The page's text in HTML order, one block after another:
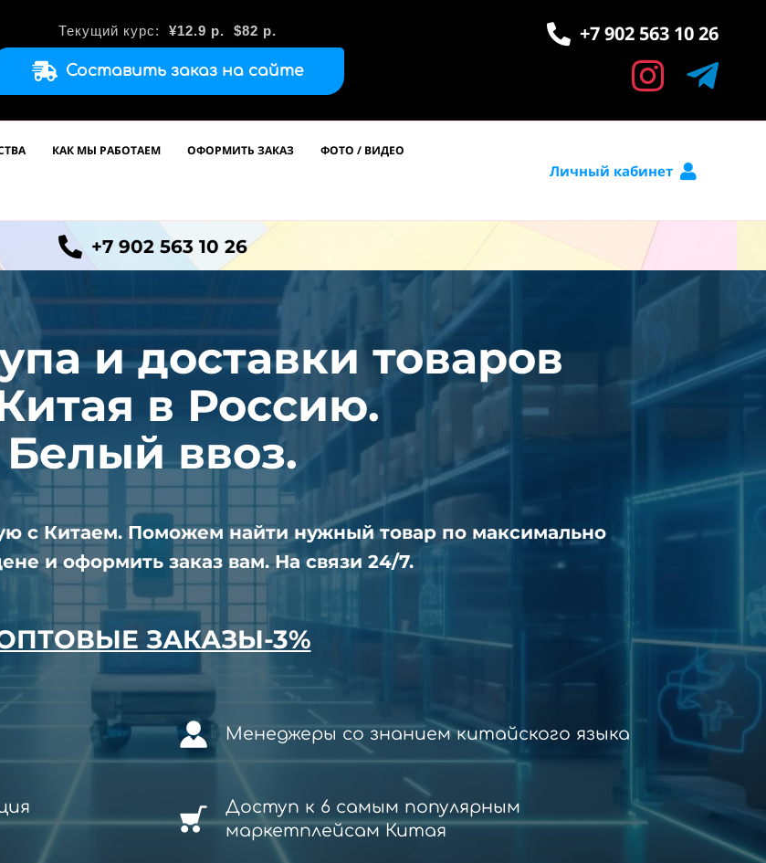
Текущий курс: ¥12.9 р. $82 р.
Составить заказ на сайте
+7 902 563 10 26
КАК МЫ РАБОТАЕМ ОФОРМИТЬ ЗАКАЗ ФОТО / ВИДЕО
Личный кабинет
+7 902 563 10 26
и доставки товаров
в Россию.
Белый ввоз.
с Китаем. Поможем найти нужный товар по максимально
и оформить заказ вам. На связи 24/7.
ЗАКАЗЫ-3%
Менеджеры со знанием китайского языка
Доступ к 6 самым популярным
маркетплейсам Китая